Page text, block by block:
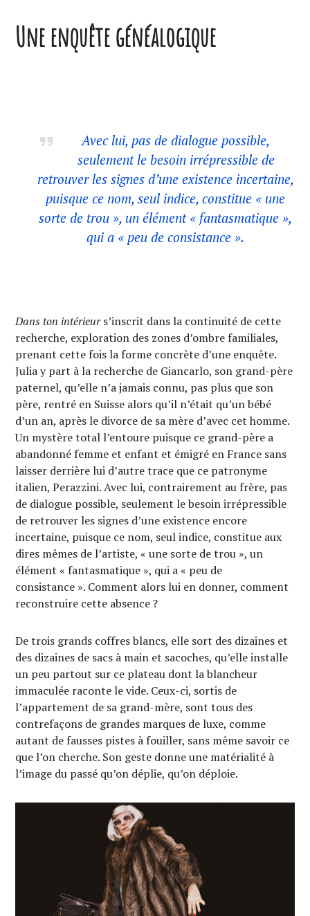
Une enquête généalogique
Avec lui, pas de dialogue possible,
seulement le besoin irrépressible de
retrouver les signes d’une existence incertaine,
puisque ce nom, seul indice, constitue « une
sorte de trou », un élément « fantasmatique »,
qui a « peu de consistance ».
Dans ton intérieurs’inscrit dans la continuité de cette
recherche, exploration des zones d’ombre familiales,
prenant cette fois la forme concrète d’une enquête.
Julia y part à la recherche de Giancarlo, son grand-père
paternel, qu’elle n’a jamais connu, pas plus que son
père, rentré en Suisse alors qu’il n’était qu’un bébé
d’un an, après le divorce de sa mère d’avec cet homme.
Un mystère total l’entoure puisque ce grand-père a
abandonné femme et enfant et émigré en France sans
laisser derrière lui d’autre trace que ce patronyme
italien, Perazzini. Avec lui, contrairement au frère, pas
de dialogue possible, seulement le besoin irrépressible
de retrouver les signes d’une existence encore
incertaine, puisque ce nom, seul indice, constitue aux
dires mêmes de l’artiste, « une sorte de trou », un
élément « fantasmatique », qui a « peu de
consistance ». Comment alors lui en donner, comment
reconstruire cette absence ?
De trois grands coffres blancs, elle sort des dizaines et
des dizaines de sacs à main et sacoches, qu’elle installe
un peu partout sur ce plateau dont la blancheur
immaculée raconte le vide. Ceux-ci, sortis de
l’appartement de sa grand-mère, sont tous des
contrefaçons de grandes marques de luxe, comme
autant de fausses pistes à fouiller, sans même savoir ce
que l’on cherche. Son geste donne une matérialité à
l’image du passé qu’on déplie, qu’on déploie.